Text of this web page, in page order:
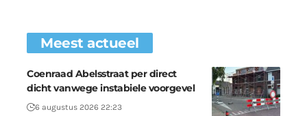
Meest actueel
Coenraad Abelsstraat per direct
dicht vanwege instabiele voorgevel
6 augustus 2026 22:23